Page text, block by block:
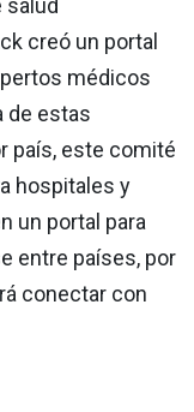
salud
creó un portal
médicos
de estas
país, este comité
hospitales y
un portal para
entre países, por
conectar con